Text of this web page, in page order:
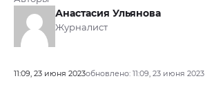
Анастасия Ульянова
Журналист
11:09, 23 июня 2023обновлено: 11:09, 23 июня 2023